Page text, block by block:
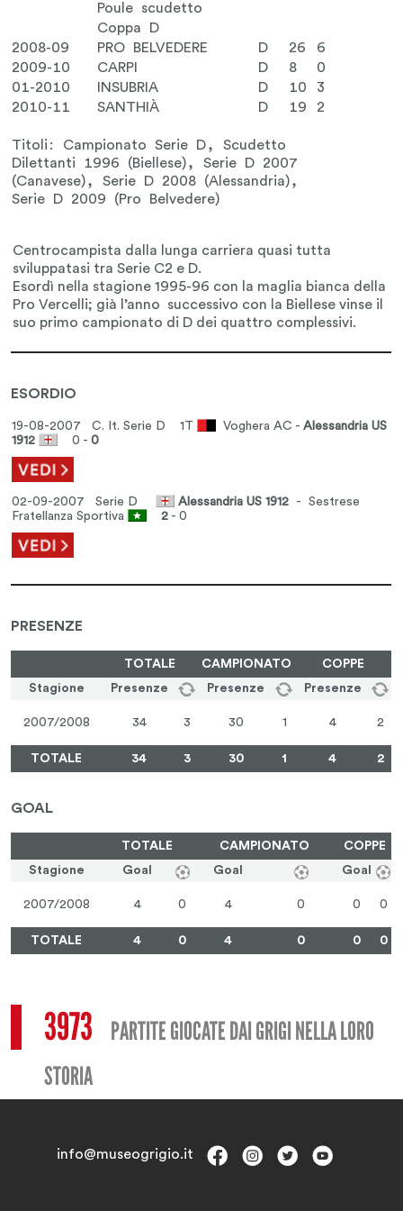
Poule scudetto
Coppa D
2008-09
PRO BELVEDERE D 26
6
2009-10
CARPI D 8
0
01-2010
INSUBRIA D 10
3
2010-11
SANTHIÀ D 19 2
Titoli: Campionato Serie D, Scudetto
Dilettanti 1996 (Biellese), Serie D 2007
(Canavese), Serie D 2008 (Alessandria),
Serie D 2009 (Pro Belvedere)
ESORDIO
19-08-2007 C. It. Serie D 1T Voghera AC -Alessandria US
1912
0 -0
02-09-2007 Serie D Alessandria US 1912 - Sestrese
Fratellanza Sportiva
2 - 0
PRESENZE
TOTALE CAMPIONATO
COPPE
Stagione
Presenze Presenze Presenze
2007/2008 34 3 30 1 4 2
TOTALE 34 3 30 1 4 2
GOAL
TOTALE CAMPIONATO
COPPE
Stagione
Goal Goal Goal
2007/2008 4 0 4 0 0 0
TOTALE 4 0 4 0 0 0
3973 PARTITE GIOCATE DAI GRIGI NELLA LORO
STORIA
info@museogrigio.it